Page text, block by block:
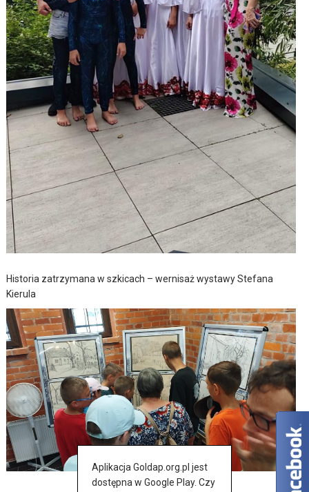
Historia zatrzymana w szkicach – wernisaż wystawy Stefana
Kierula
Aplikacja Goldap.org.pl jest
dostępna w Google Play. Czy